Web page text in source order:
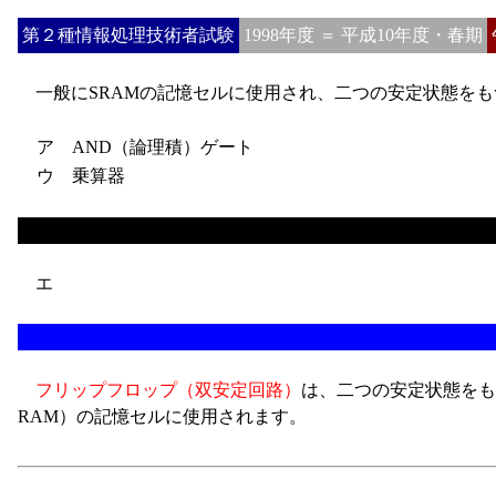
第２種情報処理技術者試験 1998年度 ＝ 平成10年度・春期
一般にSRAMの記憶セルに使用され、二つの安定状態を
ア AND（論理積）ゲート
ウ 乗算器
エ
フリップフロップ（双安定回路） は、二つの安定状態を
RAM）の記憶セルに使用されます。